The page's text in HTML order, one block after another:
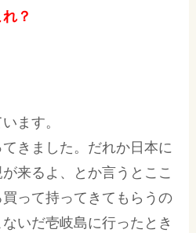
？
ます。
きました。だれか日本に
来るよ、とか言うとここ
って持ってきてもらうの
いだ壱岐島に行ったとき